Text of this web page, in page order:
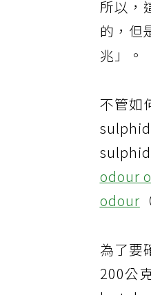
所以，
的，但
兆」。
不管
odour
odour
為了要
200公